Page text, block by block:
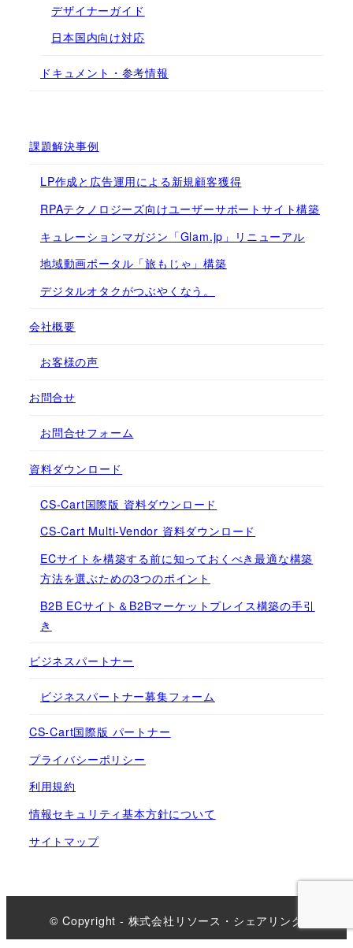
デザイナーガイド
日本国内向け対応
ドキュメント・参考情報
課題解決事例
LP作成と広告運用による新規顧客獲得
RPAテクノロジーズ向けユーザーサポートサイト構築
キュレーションマガジン「Glam.jp」リニューアル
地域動画ポータル「旅もじゃ」構築
デジタルオタクがつぶやくなう。
会社概要
お客様の声
お問合せ
お問合せフォーム
資料ダウンロード
CS-Cart国際版 資料ダウンロード
CS-Cart Multi-Vendor 資料ダウンロード
ECサイトを構築する前に知っておくべき最適な構築
方法を選ぶための3つのポイント
B2B ECサイト＆B2Bマーケットプレイス構築の手引
き
ビジネスパートナー
ビジネスパートナー募集フォーム
CS-Cart国際版 パートナー
プライバシーポリシー
利用規約
情報セキュリティ基本方針について
サイトマップ
© Copyright - 株式会社リソース・シェアリング